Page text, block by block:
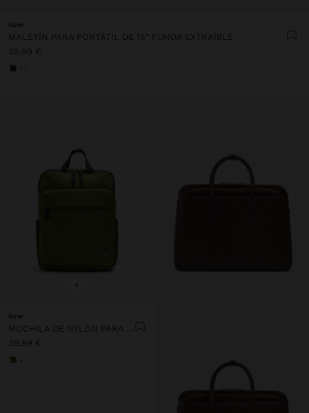
New
MALETÍN PARA PORTÁTIL DE 15" FUNDA EXTRAÍBLE
35,99 €
+
New
39,99 €